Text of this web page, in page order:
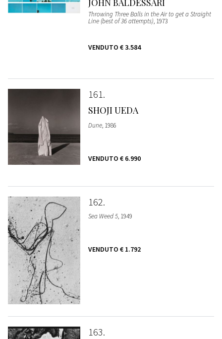
Throwing Three Balls in the Air to get a Straight
Line (best of 36 attempts), 1973
VENDUTO € 3.584
161
SHOJI UEDA
Dune, 1986
VENDUTO € 6.990
162
Sea Weed 5, 1949
VENDUTO € 1.792
163